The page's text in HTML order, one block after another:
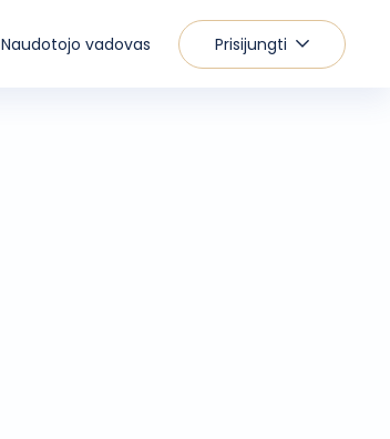
Naudotojo vadovas Prisijungti